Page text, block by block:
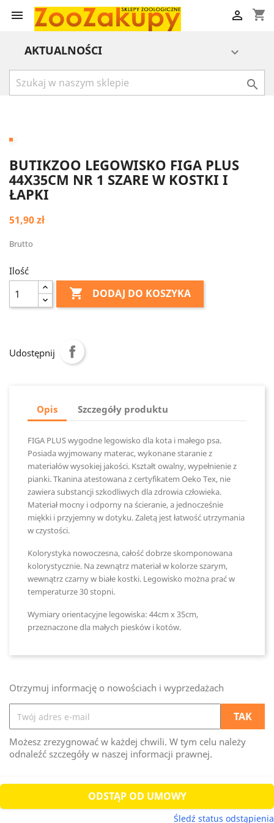
 shopping_cart

AKTUALNOŚCI 

BUTIKZOO LEGOWISKO FIGA PLUS
44X35CM NR 1 SZARE W KOSTKI I
ŁAPKI
51,90 zł
Brutto
Ilość
 DODAJ DO KOSZYKA
Udostępnij
Opis Szczegóły produktu
FIGA PLUS wygodne legowisko dla kota i małego psa.
Posiada wyjmowany materac, wykonane staranie z
materiałów wysokiej jakości. Kształt owalny, wypełnienie z
pianki. Tkanina atestowana z certyfikatem Oeko Tex, nie
zawiera substancji szkodliwych dla zdrowia człowieka.
Materiał mocny i odporny na ścieranie, a jednocześnie
miękki i przyjemny w dotyku. Zaletą jest łatwość utrzymania
w czystości.
Kolorystyka nowoczesna, całość dobrze skomponowana
kolorystycznie. Na zewnątrz materiał w kolorze szarym,
wewnątrz czarny w białe kostki. Legowisko można prać w
temperaturze 30 stopni.
Wymiary orientacyjne legowiska: 44cm x 35cm,
przeznaczone dla małych piesków i kotów.
Otrzymuj informację o nowościach i wyprzedażach
Możesz zrezygnować w każdej chwili. W tym celu należy
odnaleźć szczegóły w naszej informacji prawnej.
ODSTĄP OD UMOWY
Śledź status odstąpienia